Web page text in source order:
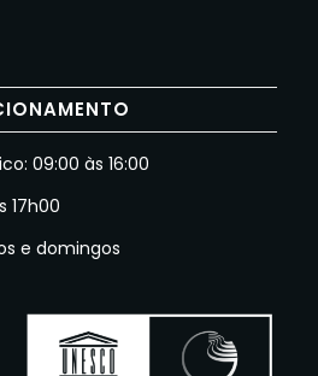
09:00 às 16:00
17h00
e domingos